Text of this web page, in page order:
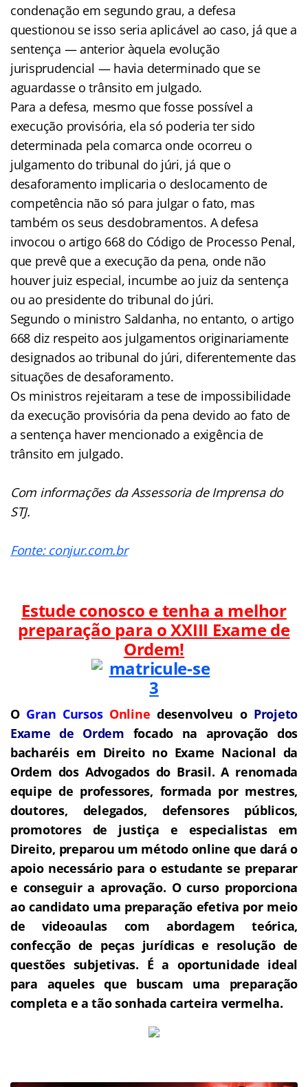
condenação em segundo grau, a defesa
questionou se isso seria aplicável ao caso, já que a
sentença — anterior àquela evolução
jurisprudencial — havia determinado que se
aguardasse o trânsito em julgado.
Para a defesa, mesmo que fosse possível a
execução provisória, ela só poderia ter sido
determinada pela comarca onde ocorreu o
julgamento do tribunal do júri, já que o
desaforamento implicaria o deslocamento de
competência não só para julgar o fato, mas
também os seus desdobramentos. A defesa
invocou o artigo 668 do Código de Processo Penal,
que prevê que a execução da pena, onde não
houver juiz especial, incumbe ao juiz da sentença
ou ao presidente do tribunal do júri.
Segundo o ministro Saldanha, no entanto, o artigo
668 diz respeito aos julgamentos originariamente
designados ao tribunal do júri, diferentemente das
situações de desaforamento.
Os ministros rejeitaram a tese de impossibilidade
da execução provisória da pena devido ao fato de
a sentença haver mencionado a exigência de
trânsito em julgado.
Com informações da Assessoria de Imprensa do
STJ.
Fonte: conjur.com.br
Estude conosco e tenha a melhor
preparação para oXXIII Exame de
Ordem!
O Gran Cursos Online desenvolveu o Projeto
Exame de Ordem focado na aprovação dos
bacharéis em Direito no Exame Nacional da
Ordem dos Advogados do Brasil. A renomada
equipe de professores, formada por mestres,
doutores, delegados, defensores públicos,
promotores de justiça e especialistas em
Direito, preparou um método online que dará o
apoio necessário para o estudante se preparar
e conseguir a aprovação. O curso proporciona
ao candidato uma preparação efetiva por meio
de videoaulas com abordagem teórica,
confecção de peças jurídicas e resolução de
questões subjetivas. É a oportunidade ideal
para aqueles que buscam uma preparação
completa e a tão sonhada carteira vermelha.